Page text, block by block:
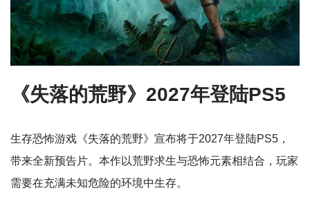
《失落的荒野》2027年登陆PS5
生存恐怖游戏《失落的荒野》宣布将于2027年登陆PS5，
带来全新预告片。本作以荒野求生与恐怖元素相结合，玩家
需要在充满未知危险的环境中生存。